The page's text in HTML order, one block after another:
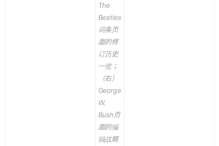
The
Beatles
词条页
面的修
订历史
一览；
（右）
George
W.
Bush页
面的编
辑战概